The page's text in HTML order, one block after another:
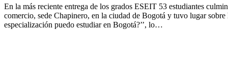
En la más reciente entrega de los grados ESEIT 53 estudiantes
comercio, sede Chapinero, en la ciudad de Bogotá y tuvo lugar sobre
especialización puedo estudiar en Bogotá?’’, lo…